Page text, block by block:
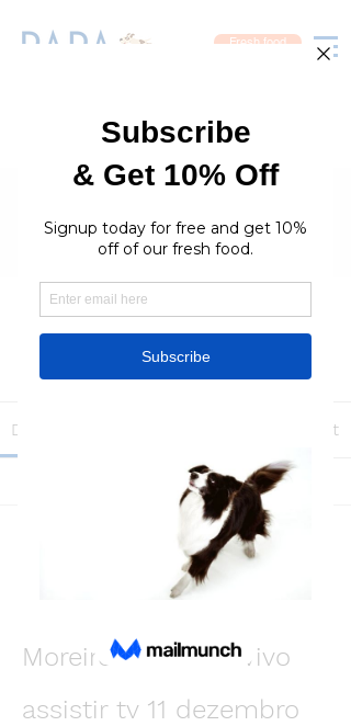
Fresh food
Groups
RaraPetcare Group
Public · 396 members
Join
Discussion About
December 10, 2023
Gil Vicente FC e
Moreirense FC ao vivo
assistir tv 11 dezembro